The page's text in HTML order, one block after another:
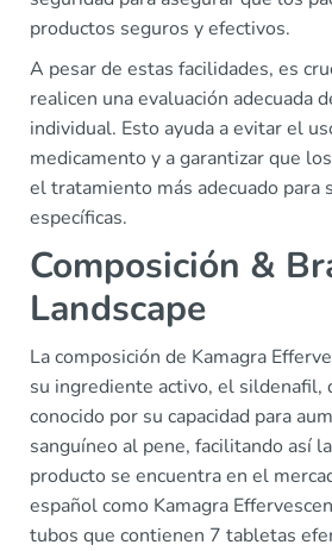
productos seguros y efectivos.
A pesar de estas facilidades, es
realicen una evaluación adecuada
individual. Esto ayuda a evitar el
medicamento y a garantizar que
el tratamiento más adecuado para
específicas.
Composición &
Landscape
La composición de Kamagra
su ingrediente activo, el sildenafil,
conocido por su capacidad para
sanguíneo al pene, facilitando así
producto se encuentra en el
español como Kamagra
tubos que contienen 7 tabletas